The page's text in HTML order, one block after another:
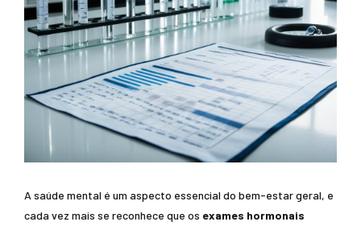
A saúde mental é um aspecto essencial do bem-estar geral, e
cada vez mais se reconhece que os exames hormonais